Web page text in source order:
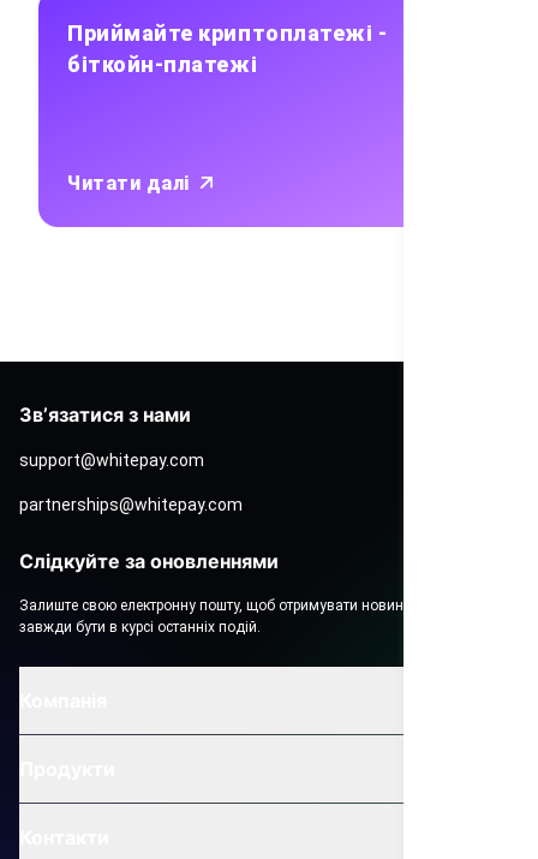
Приймайте криптоплатежі -
біткойн-платежі
Читати далі
Звʼязатися з нами
support@whitepay.com
partnerships@whitepay.com
Слідкуйте за оновленнями
Залиште свою електронну пошту, щоб отримувати новини Вайтпей і
завжди бути в курсі останніх подій.